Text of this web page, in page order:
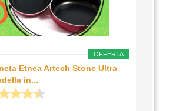
OFFERTA
Etnea Artech Stone Ultra
in...